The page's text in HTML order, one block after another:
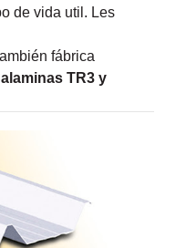
de vida util. Les
fábrica
TR3 y